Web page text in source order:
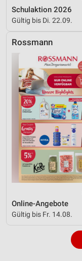
Schulaktion 2026
Gültig bis Di. 22.09.
Rossmann
Online-Angebote
Gültig bis Fr. 14.08.